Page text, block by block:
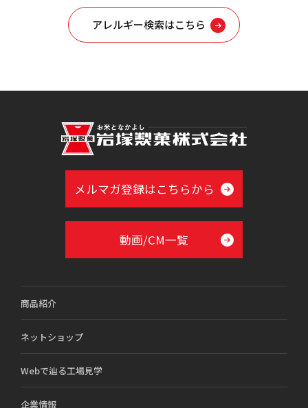
アレルギー検索はこちら
メルマガ登録はこちらから
動画/CM一覧
商品紹介
ネットショップ
Webで辿る工場見学
企業情報